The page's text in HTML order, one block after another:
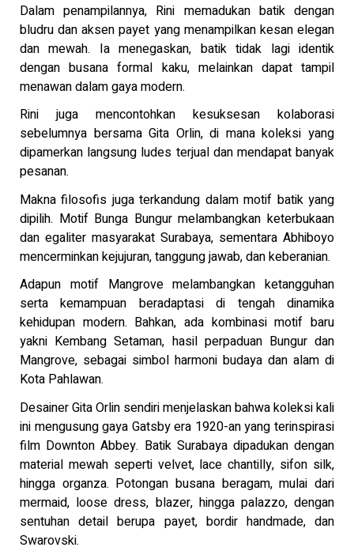
Dalam penampilannya, Rini memadukan batik dengan
bludru dan aksen payet yang menampilkan kesan elegan
dan mewah. Ia menegaskan, batik tidak lagi identik
dengan busana formal kaku, melainkan dapat tampil
menawan dalam gaya modern.
Rini juga mencontohkan kesuksesan kolaborasi
sebelumnya bersama Gita Orlin, di mana koleksi yang
dipamerkan langsung ludes terjual dan mendapat banyak
pesanan.
Makna filosofis juga terkandung dalam motif batik yang
dipilih. Motif Bunga Bungur melambangkan keterbukaan
dan egaliter masyarakat Surabaya, sementara Abhiboyo
mencerminkan kejujuran, tanggung jawab, dan keberanian.
Adapun motif Mangrove melambangkan ketangguhan
serta kemampuan beradaptasi di tengah dinamika
kehidupan modern. Bahkan, ada kombinasi motif baru
yakni Kembang Setaman, hasil perpaduan Bungur dan
Mangrove, sebagai simbol harmoni budaya dan alam di
Kota Pahlawan.
Desainer Gita Orlin sendiri menjelaskan bahwa koleksi kali
ini mengusung gaya Gatsby era 1920-an yang terinspirasi
film Downton Abbey. Batik Surabaya dipadukan dengan
material mewah seperti velvet, lace chantilly, sifon silk,
hingga organza. Potongan busana beragam, mulai dari
mermaid, loose dress, blazer, hingga palazzo, dengan
sentuhan detail berupa payet, bordir handmade, dan
Swarovski.